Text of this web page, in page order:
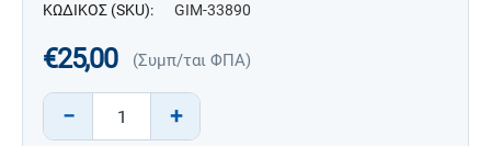
ΚΩΔΙΚΟΣ (SKU): GIM-33890
€25,00 (Συμπ/ται ΦΠΑ)
+
−